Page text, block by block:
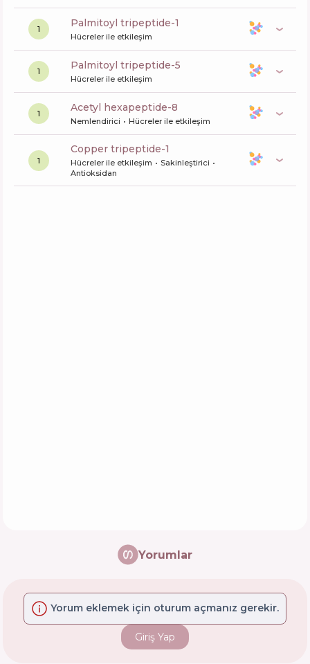
1 palmitoyl tripeptide-1
Hücreler ile etkileşim
1 palmitoyl tripeptide-5
Hücreler ile etkileşim
1 acetyl hexapeptide-8
Nemlendirici Hücreler ile etkileşim
1
copper tripeptide-1
Hücreler ile etkileşim
Sakinleştirici
Antioksidan
Yorumlar
Yorum eklemek için oturum açmanız gerekir.
Giriş Yap